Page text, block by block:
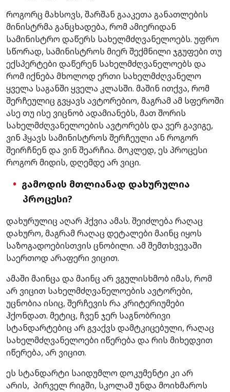
როგორც მახსოვს, შარშან გააკეთა განათლების
მინისტრმა განცხადება, რომ ამიერიდან
სამინისტრო დაწერს სახელმძღვანელოებს. უფრო
სწორად, სამინისტროს მიერ შექმნილი ჯგუფები თუ
ექსპერტები დაწერენ სახელმძღვანელოებს და
რომ იქნება მხოლოდ ერთი სახელმძღვანელო
ყველა საგანში ყველა კლასში. მაშინ ითქვა, რომ
შერჩეულიც გვყავს ავტორებიო, მაგრამ ამ სფეროში
ასე თუ ისე ვიცნობ ადამიანებს, მათ შორის
სახელმძღვანელოების ავტორებს და ვერ გავიგე,
ვინ ჰყავს სამინისტროს შერჩეული ან როგორ
შეირჩნენ და ვინ შეარჩია. მოკლედ, ეს პროცესი
როგორ მიდის, დღემდე არ ვიცი.
გამოდის მთლიანად დახურულია
პროცესი?
დახურულიც აღარ ჰქვია ამას. შეიძლება რაღაც
დახურო, მაგრამ რაღაც დეტალები მაინც იყოს
საზოგადოებისთვის ცნობილი. ამ შემთხვევაში
საერთოდ არაფერი ვიცით.
ამაში მაინცა და მაინც არ ვგულისხმობ იმას, რომ
არ ვიცით სახელმძღვანელოების ავტორები,
უცნობია ისიც, შერჩევის რა კრიტერიუმები
ჰქონდათ. მეტიც, ჩვენ ჯერ საგნობრივი
სტანდარტებიც არ გვაქვს დამტკიცებული, რაღაც
სახელმძღვანელოები იწერება და რის მიხედვით
იწერება, არ ვიცით.
ეს სტანდარტი საიდუმლო დოკუმენტი კი არ
არის, პირველ რიგში, სკოლამ უნდა მოიხმაროს